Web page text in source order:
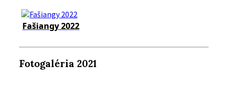
Fašiangy 2022
Fotogaléria 2021